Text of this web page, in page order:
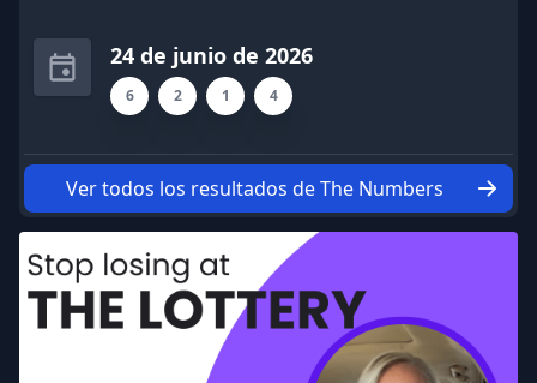
24 de junio de 2026
6 2 1 4
Ver todos los resultados de The Numbers